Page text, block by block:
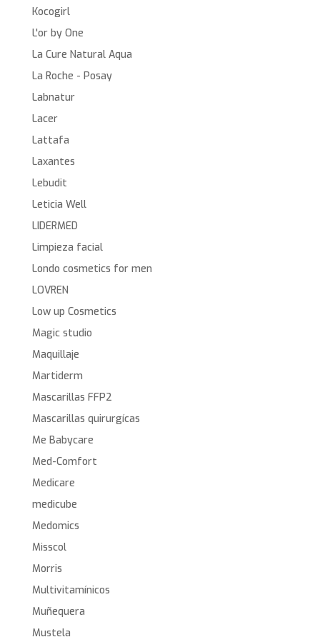
Kocogirl
L'or by One
La Cure Natural Aqua
La Roche - Posay
Labnatur
Lacer
Lattafa
Laxantes
Lebudit
Leticia Well
LIDERMED
Limpieza facial
Londo cosmetics for men
LOVREN
Low up Cosmetics
Magic studio
Maquillaje
Martiderm
Mascarillas FFP2
Mascarillas quirurgícas
Me Babycare
Med-Comfort
Medicare
medicube
Medomics
Misscol
Morris
Multivitamínicos
Muñequera
Mustela